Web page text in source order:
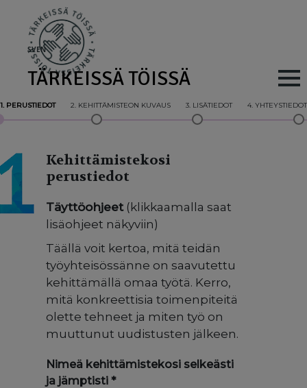
SVEN
TÄRKEISSÄ TÖISSÄ Main
1. PERUSTIEDOT 2. KEHITTÄMISTEON KUVAUS 3. LISÄTIEDOT 4. YHTEYSTIEDOT
Kehittämistekosi
perustiedot
Täyttöohjeet(klikkaamalla saat
lisäohjeet näkyviin)
Täällä voit kertoa, mitä teidän
työyhteisössänne on saavutettu
kehittämällä omaa työtä. Kerro,
mitä konkreettisia toimenpiteitä
olette tehneet ja miten työ on
muuttunut uudistusten jälkeen.
Nimeä kehittämistekosi selkeästi
ja jämptisti*